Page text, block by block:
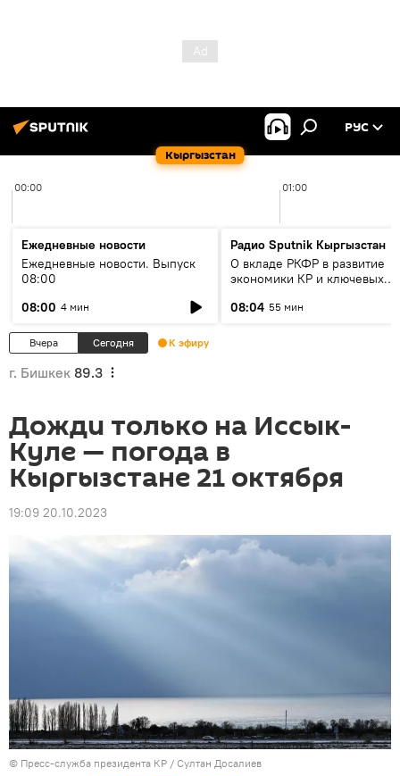
Кыргызстан
РУС
00:00 01:00
Ежедневные новости
Ежедневные новости. Выпуск
08:00
08:00 4 мин
Радио Sputnik Кыргызстан
О вкладе РКФР в развитие
экономики КР и ключевых
08:04 55 мин
Вчера Сегодня К эфиру
г. Бишкек 89.3
Дожди только на Иссык-
Куле — погода в
Кыргызстане 21 октября
19:09 20.10.2023
© Пресс-служба президента КР / Султан Досалиев